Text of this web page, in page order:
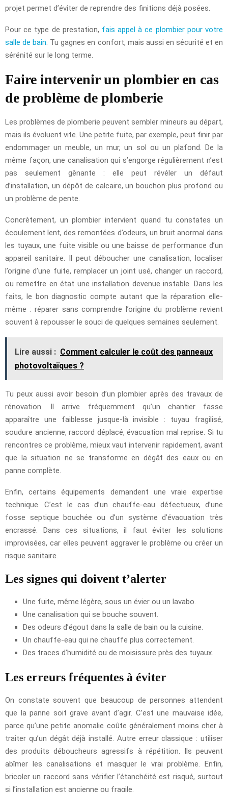
projet permet d’éviter de reprendre des finitions déjà posées.
Pour ce type de prestation, fais appel à ce plombier pour votre
salle de bain. Tu gagnes en confort, mais aussi en sécurité et en
sérénité sur le long terme.
Faire intervenir un plombier en cas
de problème de plomberie
Les problèmes de plomberie peuvent sembler mineurs au départ,
mais ils évoluent vite. Une petite fuite, par exemple, peut finir par
endommager un meuble, un mur, un sol ou un plafond. De la
même façon, une canalisation qui s’engorge régulièrement n’est
pas seulement gênante : elle peut révéler un défaut
d’installation, un dépôt de calcaire, un bouchon plus profond ou
un problème de pente.
Concrètement, un plombier intervient quand tu constates un
écoulement lent, des remontées d’odeurs, un bruit anormal dans
les tuyaux, une fuite visible ou une baisse de performance d’un
appareil sanitaire. Il peut déboucher une canalisation, localiser
l’origine d’une fuite, remplacer un joint usé, changer un raccord,
ou remettre en état une installation devenue instable. Dans les
faits, le bon diagnostic compte autant que la réparation elle-
même : réparer sans comprendre l’origine du problème revient
souvent à repousser le souci de quelques semaines seulement.
Lire aussi : Comment calculer le coût des panneaux
photovoltaïques ?
Tu peux aussi avoir besoin d’un plombier après des travaux de
rénovation. Il arrive fréquemment qu’un chantier fasse
apparaître une faiblesse jusque-là invisible : tuyau fragilisé,
soudure ancienne, raccord déplacé, évacuation mal reprise. Si tu
rencontres ce problème, mieux vaut intervenir rapidement, avant
que la situation ne se transforme en dégât des eaux ou en
panne complète.
Enfin, certains équipements demandent une vraie expertise
technique. C’est le cas d’un chauffe-eau défectueux, d’une
fosse septique bouchée ou d’un système d’évacuation très
encrassé. Dans ces situations, il faut éviter les solutions
improvisées, car elles peuvent aggraver le problème ou créer un
risque sanitaire.
Les signes qui doivent t’alerter
Une fuite, même légère, sous un évier ou un lavabo.
Une canalisation qui se bouche souvent.
Des odeurs d’égout dans la salle de bain ou la cuisine.
Un chauffe-eau qui ne chauffe plus correctement.
Des traces d’humidité ou de moisissure près des tuyaux.
Les erreurs fréquentes à éviter
On constate souvent que beaucoup de personnes attendent
que la panne soit grave avant d’agir. C’est une mauvaise idée,
parce qu’une petite anomalie coûte généralement moins cher à
traiter qu’un dégât déjà installé. Autre erreur classique : utiliser
des produits déboucheurs agressifs à répétition. Ils peuvent
abîmer les canalisations et masquer le vrai problème. Enfin,
bricoler un raccord sans vérifier l’étanchéité est risqué, surtout
si l’installation est ancienne ou fragile.